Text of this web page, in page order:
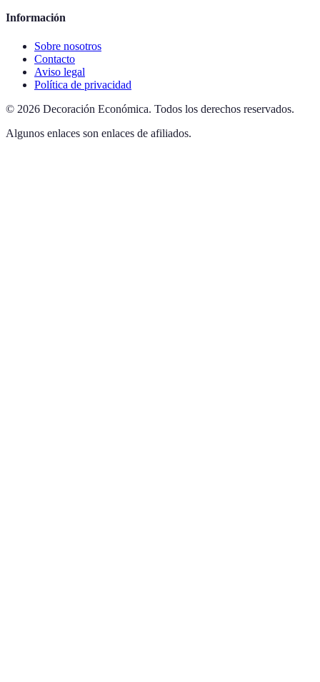
Información
Sobre nosotros
Contacto
Aviso legal
Política de privacidad
© 2026 Decoración Económica. Todos los derechos reservados.
Algunos enlaces son enlaces de afiliados.